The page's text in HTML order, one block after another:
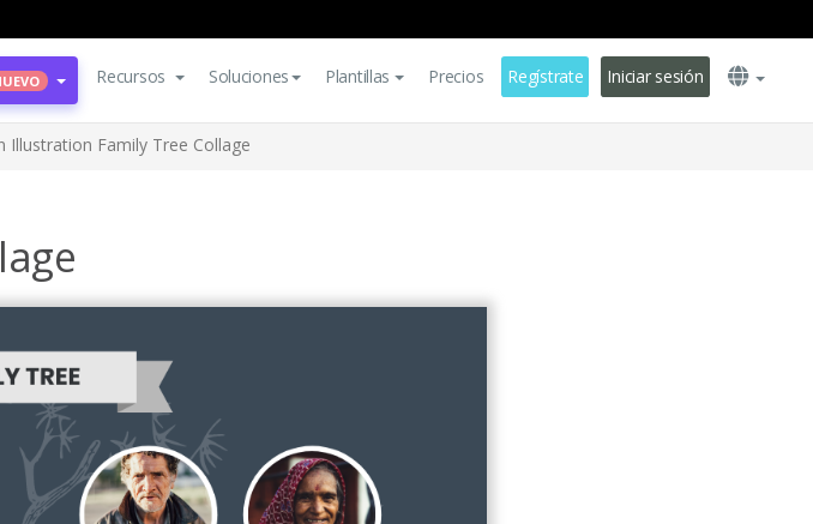
Recursos Soluciones Plantillas Precios Regístrate Iniciar sesión
Illustration Family Tree Collage